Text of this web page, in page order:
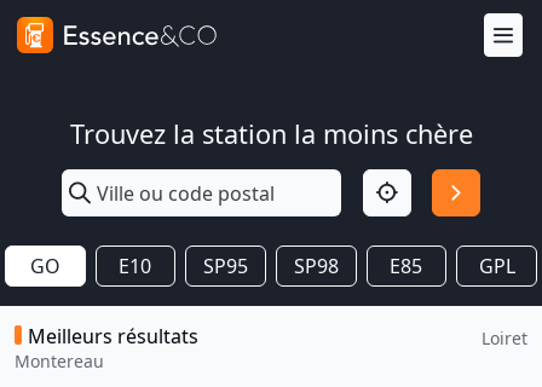
Trouvez la station la moins chère
GO E10 SP95 SP98 E85 GPL
Meilleurs résultats
Montereau
Loiret